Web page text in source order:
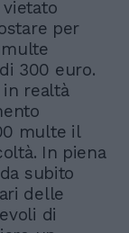
vietato
per
300 euro.
realtà
multe il
In piena
subito
delle
di